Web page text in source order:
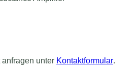
unter Kontaktformular.